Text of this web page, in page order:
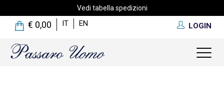
Vedi tabella spedizioni
€ 0,00 IT EN LOGIN